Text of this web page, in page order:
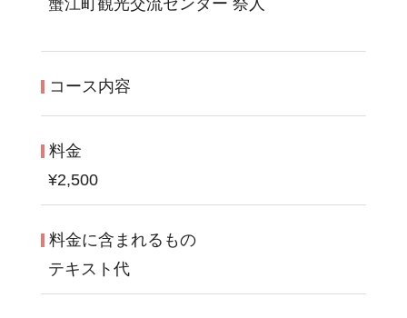
コース内容
料金
¥2,500
料金に含まれるもの
テキスト代